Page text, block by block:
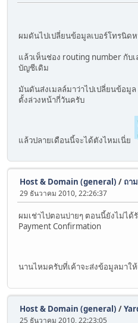
ผมดันไปเปลี่ยนข้อมูลเบอร์โทรนิด
แล้วเห็นช่อง routing number กับ
บัญชีเดิม
มันดันส่งเมลล์มาว่าไปเปลี่ยนข้อมู
ตั้งล่วงหน้ากี่วันครับ
แล้วปลายเดือนนี้จะได้ตังไหมเนี่ย
Host & Domain (general) / ถา
29 ธันวาคม 2010, 22:26:37
ผมเช่าไปตอนบ่ายๆ ตอนนี้ยังไม่ได้
Payment Confirmation
นานไหมครับที่เค้าจะส่งข้อมูลมาให้
Host & Domain (general) /
25 ธันวาคม 2010, 22:23:05